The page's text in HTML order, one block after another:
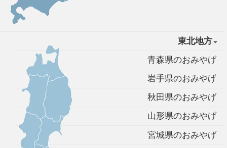
東北地方
青森県のおみやげ
岩手県のおみやげ
秋田県のおみやげ
山形県のおみやげ
宮城県のおみやげ